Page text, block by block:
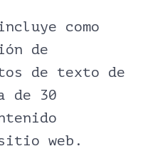
como
de
de texto de
de 30
web.